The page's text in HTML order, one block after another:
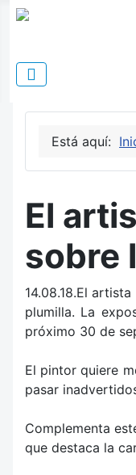
Está aquí:
El
sobre
14.08.18.El
plumilla. La
próximo 30 de
El pintor quiere
pasar
Complementa
que destaca la